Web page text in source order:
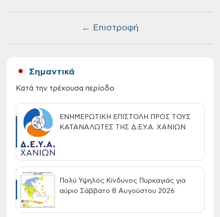
← Επιστροφή
Σημαντικά
Κατά την τρέχουσα περίοδο
ΕΝΗΜΕΡΩΤΙΚΗ ΕΠΙΣΤΟΛΗ ΠΡΟΣ ΤΟΥΣ
ΚΑΤΑΝΑΛΩΤΕΣ ΤΗΣ Δ.Ε.Υ.Α. ΧΑΝΙΩΝ
Πολύ Υψηλός Κίνδυνος Πυρκαγιάς για
αύριο Σάββατο 8 Αυγούστου 2026